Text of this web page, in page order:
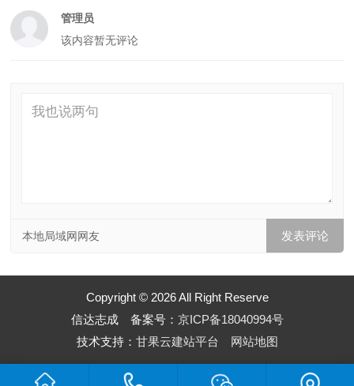
管理员
该内容暂无评论
本地局域网网友
Copyright © 2026 All Right Reserve
信达志成 备案号： 京ICP备18040994号
技术支持： 甘果云建站平台 网站地图